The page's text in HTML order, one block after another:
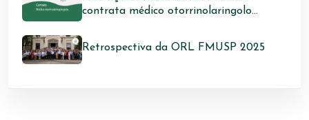
contrata médico otorrinolaringolo...
Retrospectiva da ORL FMUSP 2025